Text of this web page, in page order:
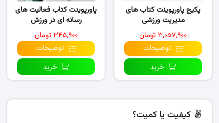
پکیج پاورپوینت کتاب های
مدیریت ورزشی
۳,۰۵۷,۹۰۰ تومان
توضیحات
خرید
پاورپوینت کتاب فعالیت های
رسانه ای در ورزش
۳۴۵,۹۰۰ تومان
توضیحات
خرید
کیفیت یا کمیت؟